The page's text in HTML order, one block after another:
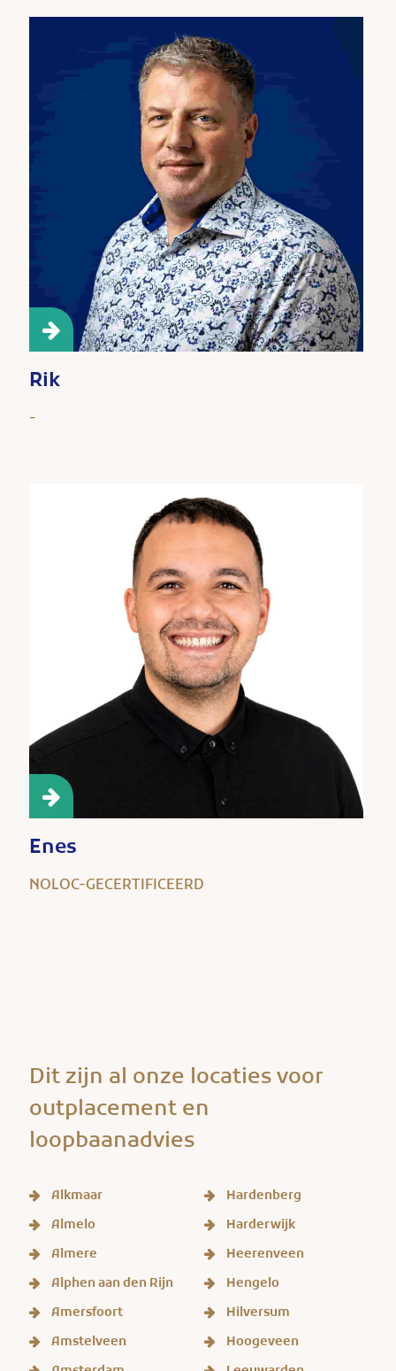
Rik
-
Enes
NOLOC-GECERTIFICEERD
Dit zijn al onze locaties voor
outplacement en
loopbaanadvies
Alkmaar
Almelo
Almere
Alphen aan den Rijn
Amersfoort
Amstelveen
Hardenberg
Harderwijk
Heerenveen
Hengelo
Hilversum
Hoogeveen